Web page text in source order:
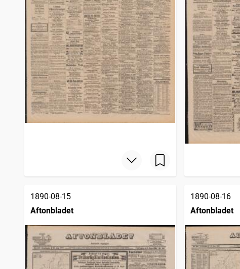
1890-08-15
Aftonbladet
1890-08-16
Aftonbladet